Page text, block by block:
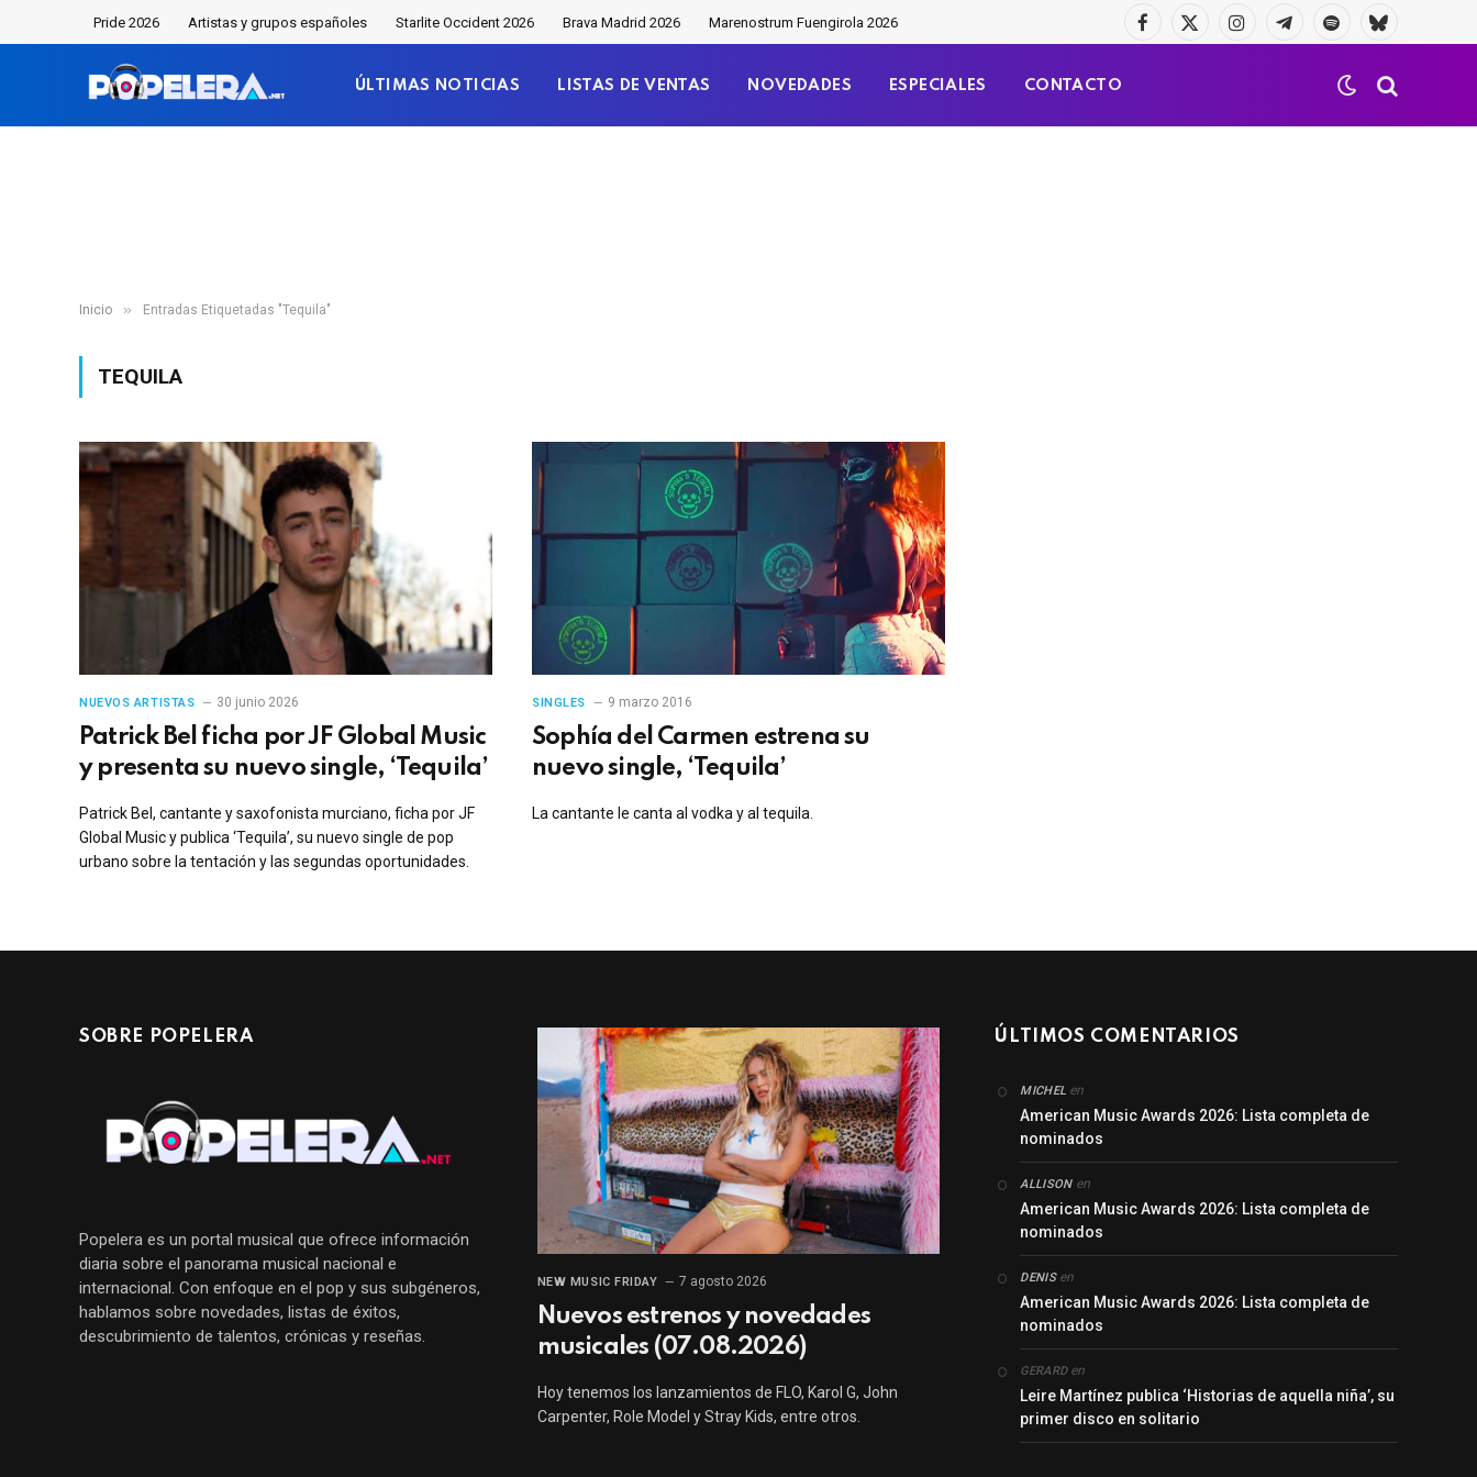
Pride 2026 Artistas y grupos españoles Starlite Occident 2026 Brava Madrid 2026 Marenostrum Fuengirola 2026
Facebook
X
InstagramTelegramaSpotifyBluesky
ÚLTIMAS NOTICIAS LISTAS DE VENTAS NOVEDADES ESPECIALES CONTACTO
Inicio » Entradas Etiquetadas "Tequila"
TEQUILA
NUEVOS ARTISTAS 30 junio 2026
Patrick Bel ficha por JF Global Music
y presenta su nuevo single, ‘Tequila’
Patrick Bel, cantante y saxofonista murciano, ficha por JF
Global Music y publica ‘Tequila’, su nuevo single de pop
urbano sobre la tentación y las segundas oportunidades.
SINGLES 9 marzo 2016
Sophía del Carmen estrena su
nuevo single, ‘Tequila’
La cantante le canta al vodka y al tequila.
SOBRE POPELERA
Popelera es un portal musical que ofrece información
diaria sobre el panorama musical nacional e
internacional. Con enfoque en el pop y sus subgéneros,
hablamos sobre novedades, listas de éxitos,
descubrimiento de talentos, crónicas y reseñas.
NEW MUSIC FRIDAY 7 agosto 2026
Nuevos estrenos y novedades
musicales (07.08.2026)
Hoy tenemos los lanzamientos de FLO, Karol G, John
Carpenter, Role Model y Stray Kids, entre otros.
ÚLTIMOS COMENTARIOS
MICHEL en
American Music Awards 2026: Lista completa de
nominados
ALLISONen
American Music Awards 2026: Lista completa de
nominados
DENISen
American Music Awards 2026: Lista completa de
nominados
GERARDen
Leire Martínez publica ‘Historias de aquella niña’, su
primer disco en solitario